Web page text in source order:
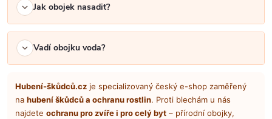
Jak obojek nasadit?
Vadí obojku voda?
Hubení-škůdců.czje specializovaný český e-shop zaměřený
na hubení škůdců a ochranu rostlin. Proti blechám u nás
najdete ochranu pro zvíře i pro celý byt– přírodní obojky,